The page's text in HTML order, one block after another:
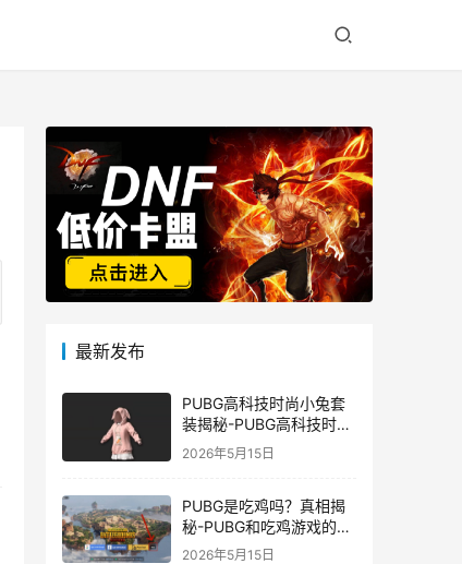
最新发布
PUBG高科技时尚小兔套
装揭秘-PUBG高科技时尚
小兔套装的潮流与科技结
2026年5月15日
PUBG是吃鸡吗？真相揭
秘-PUBG和吃鸡游戏的区
别与联系
2026年5月15日